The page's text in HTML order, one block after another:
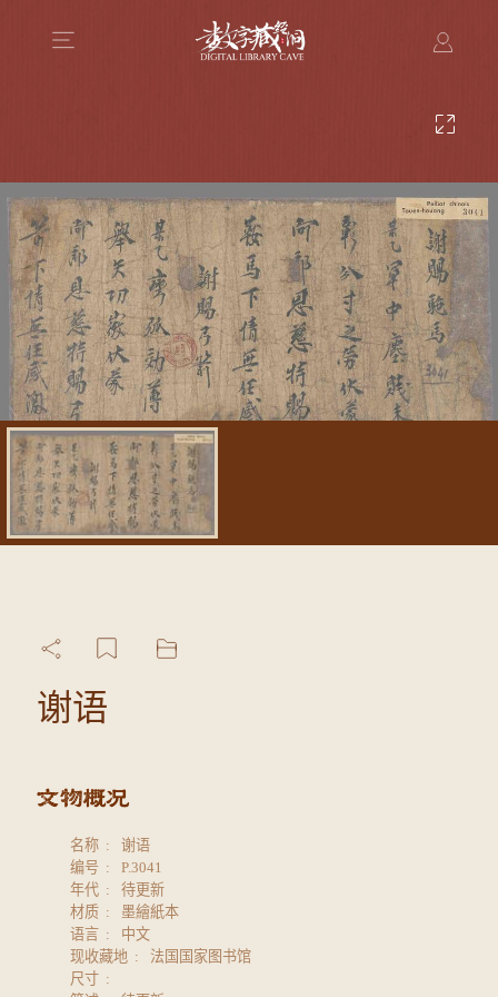
谢语
名称
谢语
编号
P.3041
年代
待更新
材质
墨繪紙本
语言
中文
现收藏地
法国国家图书馆
尺寸